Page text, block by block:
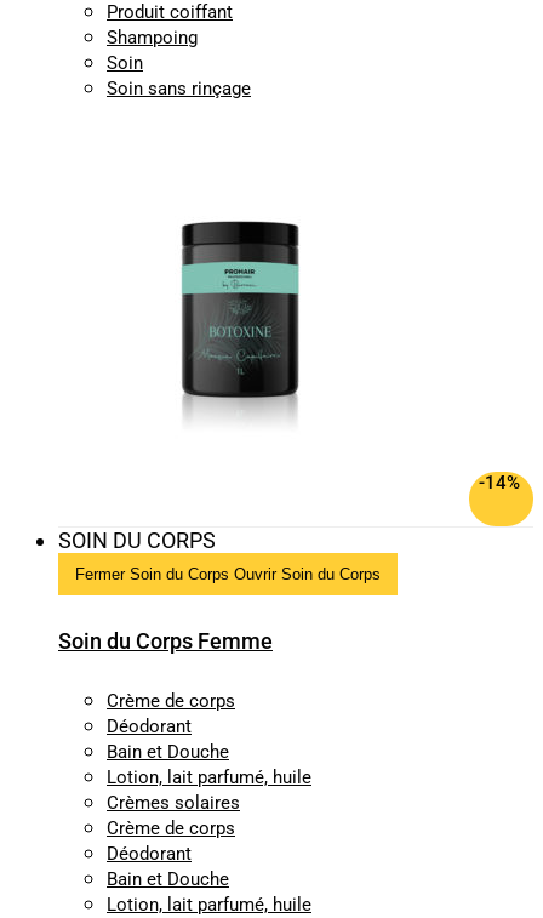
Produit coiffant
Shampoing
Soin
Soin sans rinçage
-14%
SOIN DU CORPS
Fermer Soin du Corps Ouvrir Soin du Corps
Soin du Corps Femme
Crème de corps
Déodorant
Bain et Douche
Lotion, lait parfumé, huile
Crèmes solaires
Crème de corps
Déodorant
Bain et Douche
Lotion, lait parfumé, huile